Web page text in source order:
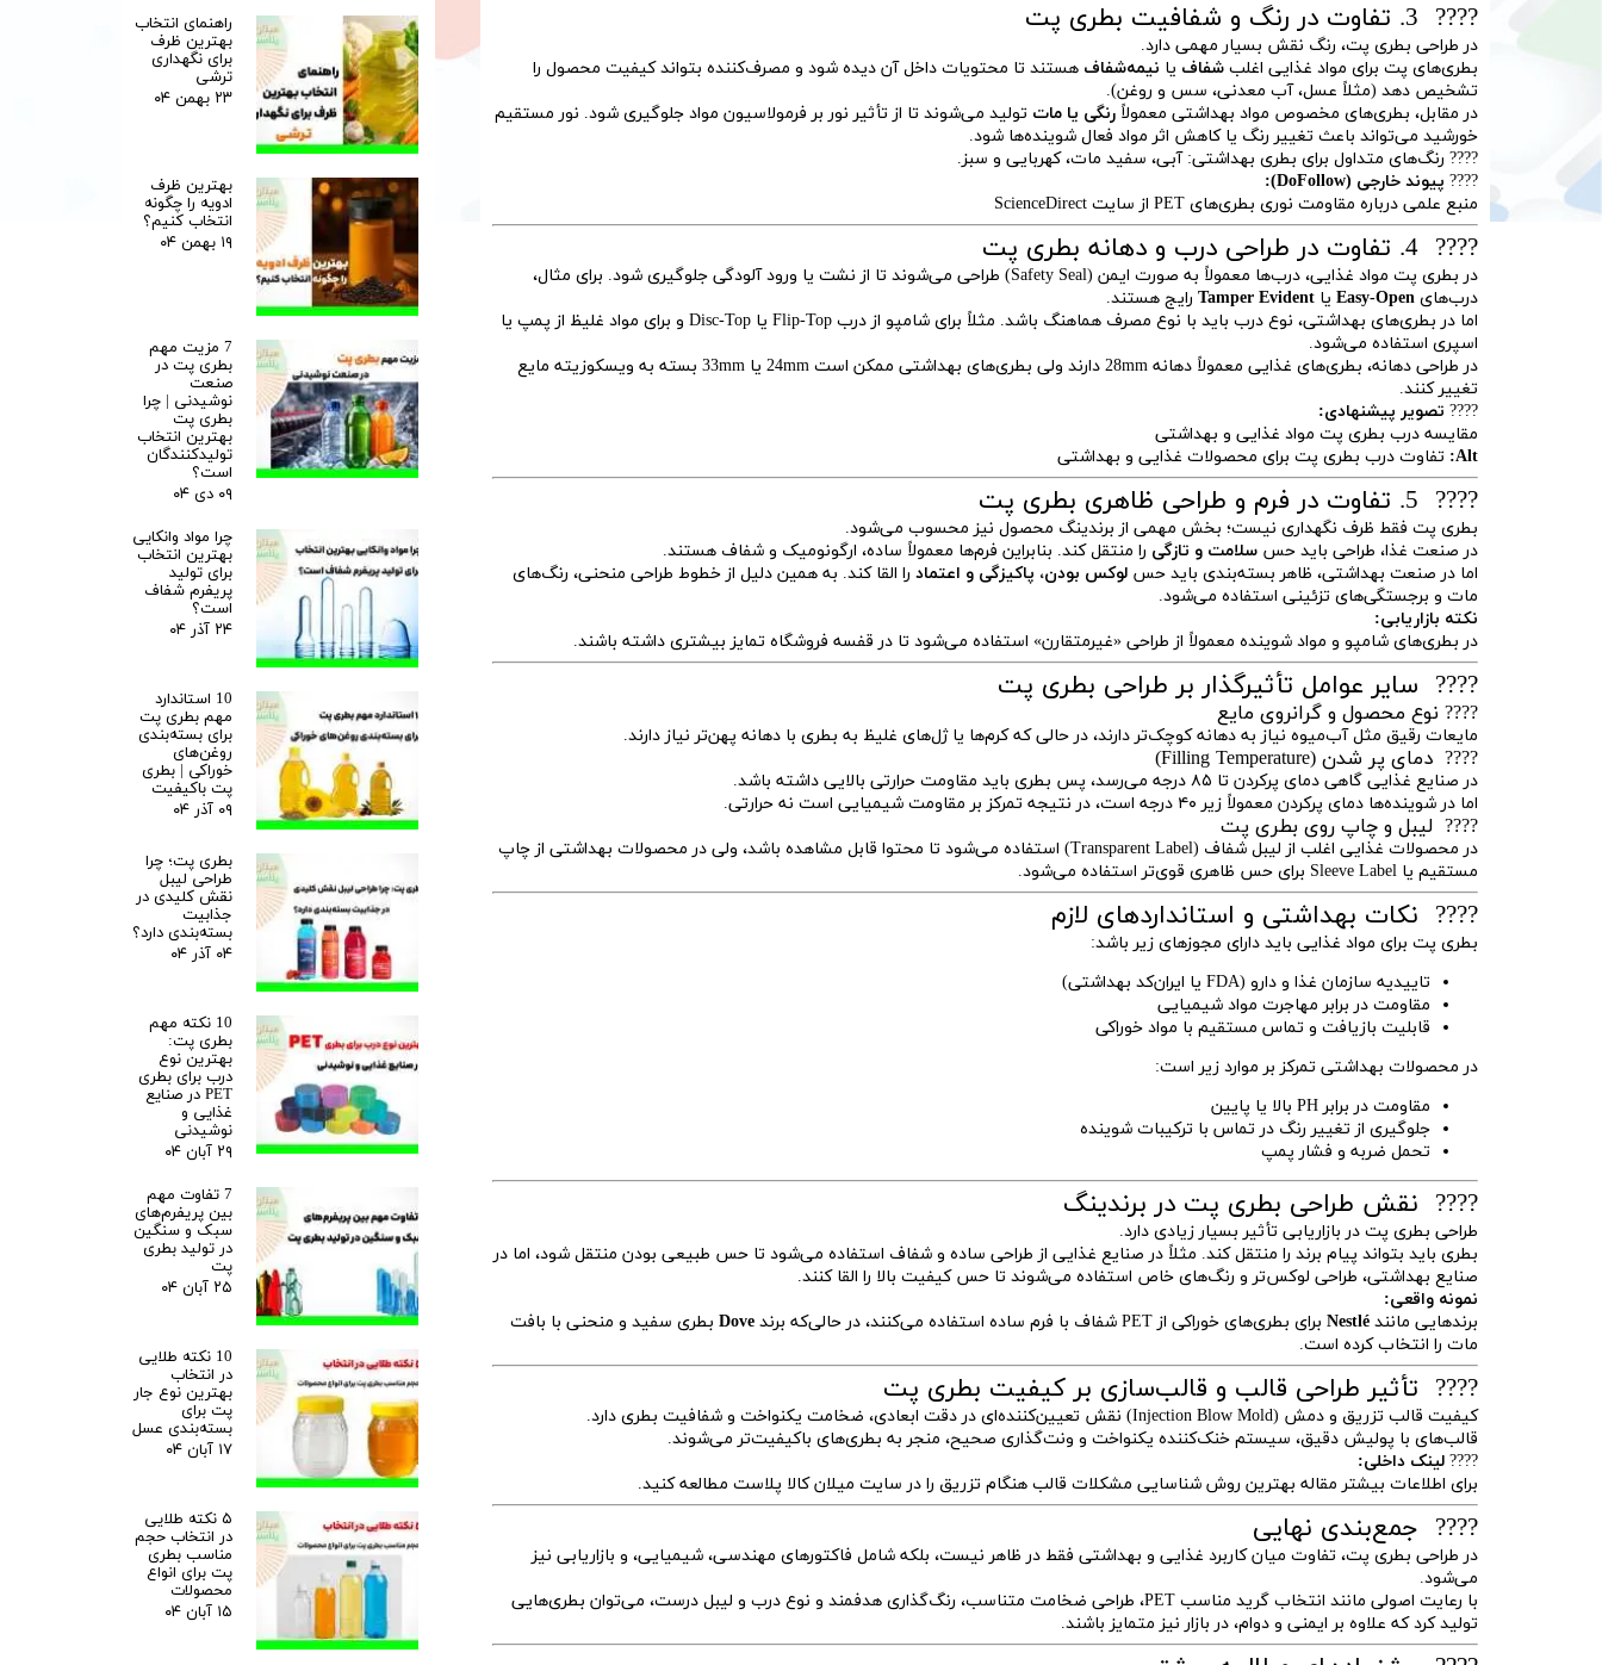
???? 3. تفاوت در رنگ و شفافیت بطری پت
در طراحی بطری پت، رنگ نقش بسیار مهمی دارد.
بطری‌های پت برای مواد غذایی اغلبشفاف یا نیمه‌شفاف هستند تا محتویات داخل آن دیده شود و مصرف‌کننده بتواند کیفیت محصول را
تشخیص دهد (مثلاً عسل، آب معدنی، سس و روغن).
در مقابل، بطری‌های مخصوص مواد بهداشتی معمولاًرنگی یا مات تولید می‌شوند تا از تأثیر نور بر فرمولاسیون مواد جلوگیری شود. نور مستقیم
خورشید می‌تواند باعث تغییر رنگ یا کاهش اثر مواد فعال شوینده‌ها شود.
???? رنگ‌های متداول برای بطری بهداشتی: آبی، سفید مات، کهربایی و سبز.
???? پیوند خارجی (DoFollow):
منبع علمی درباره مقاومت نوری بطری‌های PET از سایت
ScienceDirect
???? 4. تفاوت در طراحی درب و دهانه بطری پت
در بطری پت مواد غذایی، درب‌ها معمولاً به صورت ایمن (Safety Seal) طراحی می‌شوند تا از نشت یا ورود آلودگی جلوگیری شود. برای مثال،
درب‌هایEasy-Open یاTamper Evident رایج هستند.
اما در بطری‌های بهداشتی، نوع درب باید با نوع مصرف هماهنگ باشد. مثلاً برای شامپو از درب Flip-Top یا Disc-Top و برای مواد غلیظ از پمپ یا
اسپری استفاده می‌شود.
در طراحی دهانه، بطری‌های غذایی معمولاً دهانه 28mm دارند ولی بطری‌های بهداشتی ممکن است 24mm یا 33mm بسته به ویسکوزیته مایع
تغییر کنند.
???? تصویر پیشنهادی:
مقایسه درب بطری پت مواد غذایی و بهداشتی
Alt: تفاوت درب بطری پت برای محصولات غذایی و بهداشتی
???? 5. تفاوت در فرم و طراحی ظاهری بطری پت
بطری پت فقط ظرف نگهداری نیست؛ بخش مهمی از برندینگ محصول نیز محسوب می‌شود.
در صنعت غذا، طراحی باید حسسلامت و تازگی را منتقل کند. بنابراین فرم‌ها معمولاً ساده، ارگونومیک و شفاف هستند.
اما در صنعت بهداشتی، ظاهر بسته‌بندی باید حسلوکس بودن، پاکیزگی و اعتماد را القا کند. به همین دلیل از خطوط طراحی منحنی، رنگ‌های
مات و برجستگی‌های تزئینی استفاده می‌شود.
نکته بازاریابی:
در بطری‌های شامپو و مواد شوینده معمولاً از طراحی «غیرمتقارن» استفاده می‌شود تا در قفسه فروشگاه تمایز بیشتری داشته باشند.
???? سایر عوامل تأثیرگذار بر طراحی بطری پت
???? نوع محصول و گرانروی مایع
مایعات رقیق مثل آب‌میوه نیاز به دهانه کوچک‌تر دارند، در حالی که کرم‌ها یا ژل‌های غلیظ به بطری با دهانه پهن‌تر نیاز دارند.
???? دمای پر شدن (Filling Temperature)
در صنایع غذایی گاهی دمای پرکردن تا ۸۵ درجه می‌رسد، پس بطری باید مقاومت حرارتی بالایی داشته باشد.
اما در شوینده‌ها دمای پرکردن معمولاً زیر ۴۰ درجه است، در نتیجه تمرکز بر مقاومت شیمیایی است نه حرارتی.
???? لیبل و چاپ روی بطری پت
در محصولات غذایی اغلب از لیبل شفاف (Transparent Label) استفاده می‌شود تا محتوا قابل مشاهده باشد، ولی در محصولات بهداشتی از چاپ
مستقیم یا Sleeve Label برای حس ظاهری قوی‌تر استفاده می‌شود.
???? نکات بهداشتی و استانداردهای لازم
بطری پت برای مواد غذایی باید دارای مجوزهای زیر باشد:
تاییدیه سازمان غذا و دارو (FDA یا ایران‌کد بهداشتی)
مقاومت در برابر مهاجرت مواد شیمیایی
قابلیت بازیافت و تماس مستقیم با مواد خوراکی
در محصولات بهداشتی تمرکز بر موارد زیر است:
مقاومت در برابر PH بالا یا پایین
جلوگیری از تغییر رنگ در تماس با ترکیبات شوینده
تحمل ضربه و فشار پمپ
???? نقش طراحی بطری پت در برندینگ
طراحی بطری پت در بازاریابی تأثیر بسیار زیادی دارد.
بطری باید بتواند پیام برند را منتقل کند. مثلاً در صنایع غذایی از طراحی ساده و شفاف استفاده می‌شود تا حس طبیعی بودن منتقل شود، اما در
صنایع بهداشتی، طراحی لوکس‌تر و رنگ‌های خاص استفاده می‌شوند تا حس کیفیت بالا را القا کنند.
نمونه واقعی:
برندهایی مانندNestlé برای بطری‌های خوراکی از PET شفاف با فرم ساده استفاده می‌کنند، در حالی‌که برند Dove بطری سفید و منحنی با بافت
مات را انتخاب کرده است.
???? تأثیر طراحی قالب و قالب‌سازی بر کیفیت بطری پت
کیفیت قالب تزریق و دمش (Injection Blow Mold) نقش تعیین‌کننده‌ای در دقت ابعادی، ضخامت یکنواخت و شفافیت بطری دارد.
قالب‌های با پولیش دقیق، سیستم خنک‌کننده یکنواخت و ونت‌گذاری صحیح، منجر به بطری‌های باکیفیت‌تر می‌شوند.
????لینک داخلی:
برای اطلاعات بیشتر مقاله بهترین روش شناسایی مشکلات قالب هنگام تزریق را در سایت میلان کالا پلاست مطالعه کنید.
???? جمع‌بندی نهایی
در طراحی بطری پت، تفاوت میان کاربرد غذایی و بهداشتی فقط در ظاهر نیست، بلکه شامل فاکتورهای مهندسی، شیمیایی، و بازاریابی نیز
می‌شود.
با رعایت اصولی مانند انتخاب گرید مناسب PET، طراحی ضخامت متناسب، رنگ‌گذاری هدفمند و نوع درب و لیبل درست، می‌توان بطری‌هایی
تولید کرد که علاوه بر ایمنی و دوام، در بازار نیز متمایز باشند.
راهنمای انتخاب
بهترین ظرف
برای نگهداری
ترشی
۲۳ بهمن ۰۴
بهترین ظرف
ادویه را چگونه
انتخاب کنیم؟
۱۹ بهمن ۰۴
7 مزیت مهم
بطری پت در
صنعت
نوشیدنی | چرا
بطری پت
بهترین انتخاب
تولیدکنندگان
است؟
۰۹ دی ۰۴
چرا مواد وانکایی
بهترین انتخاب
برای تولید
پریفرم شفاف
است؟
۲۴ آذر ۰۴
10 استاندارد
مهم بطری پت
برای بسته‌بندی
روغن‌های
خوراکی | بطری
پت باکیفیت
۰۹ آذر ۰۴
بطری پت؛ چرا
طراحی لیبل
نقش کلیدی در
جذابیت
بسته‌بندی دارد؟
۰۴ آذر ۰۴
10 نکته مهم
بطری پت:
بهترین نوع
درب برای بطری
PET در صنایع
غذایی و
نوشیدنی
۲۹ آبان ۰۴
7 تفاوت مهم
بین پریفرم‌های
سبک و سنگین
در تولید بطری
پت
۲۵ آبان ۰۴
10 نکته طلایی
در انتخاب
بهترین نوع جار
پت برای
بسته‌بندی عسل
۱۷ آبان ۰۴
۵ نکته طلایی
در انتخاب حجم
مناسب بطری
پت برای انواع
محصولات
۱۵ آبان ۰۴